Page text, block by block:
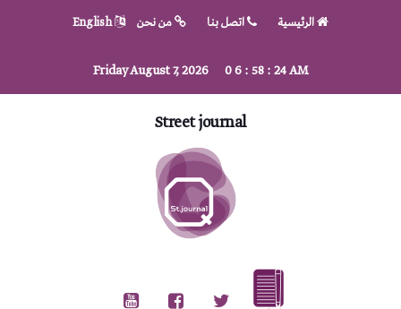
الرئيسية اتصل بنا من نحن English
Friday August 7, 2026 06: 58: 25AM
Street journal